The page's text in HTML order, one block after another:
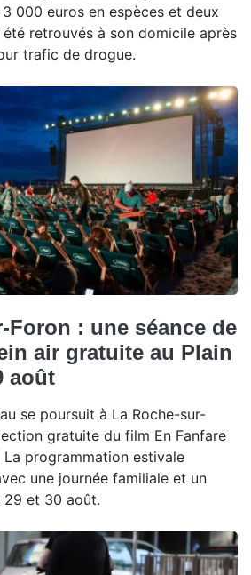
000 euros en espèces et deux
retrouvés à son domicile après
trafic de drogue.
Foron : une séance de
air gratuite au Plain
août
se poursuit à La Roche-sur-
gratuite du film En Fanfare
programmation estivale
une journée familiale et un
29 et 30 août.